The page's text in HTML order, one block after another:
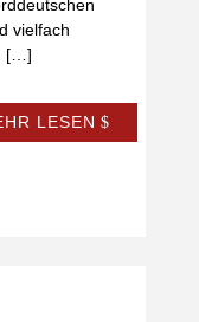
vielfach
[…]
LESEN